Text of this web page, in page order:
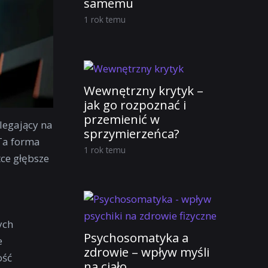
na
forma
głębsze
1 rok temu
Wewnętrzny krytyk –
jak go rozpoznać i
przemienić w
sprzymierzeńca?
1 rok temu
Psychosomatyka a
zdrowie – wpływ myśli